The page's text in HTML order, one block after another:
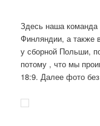
Здесь наша команда
Финляндии, а также
у сборной Польши,
потому , что мы
18:9. Далее фото